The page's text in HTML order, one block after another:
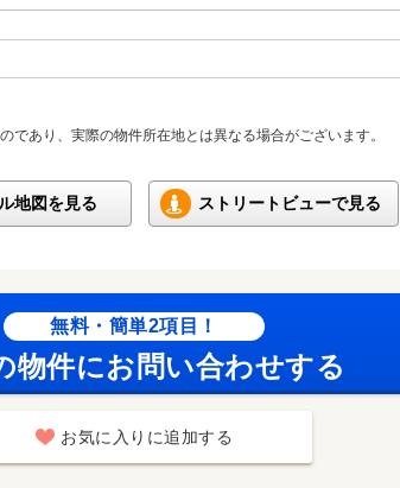
あり、実際の物件所在地とは異なる場合がございます。
地図を見る ストリートビューで見る
無料・簡単2項目！
物件にお問い合わせする
お気に入りに追加する